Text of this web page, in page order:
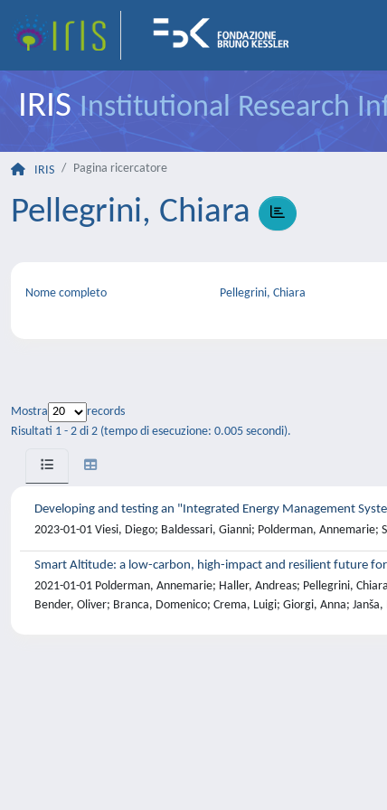
IRISInstitutional Research
IRIS Pagina ricercatore
Pellegrini, Chiara
Nome completo Pellegrini, Chiara
Mostra
records
Risultati 1 - 2 di 2 (tempo di esecuzione: 0.005 secondi).
Developing and testing an "Integrated Energy Management
2023-01-01 Viesi, Diego; Baldessari, Gianni; Polderman,
Smart Altitude: a low-carbon, high-impact and resilient future
2021-01-01 Polderman, Annemarie; Haller, Andreas; Pellegrini,
Bender, Oliver; Branca, Domenico; Crema, Luigi; Giorgi, Anna;